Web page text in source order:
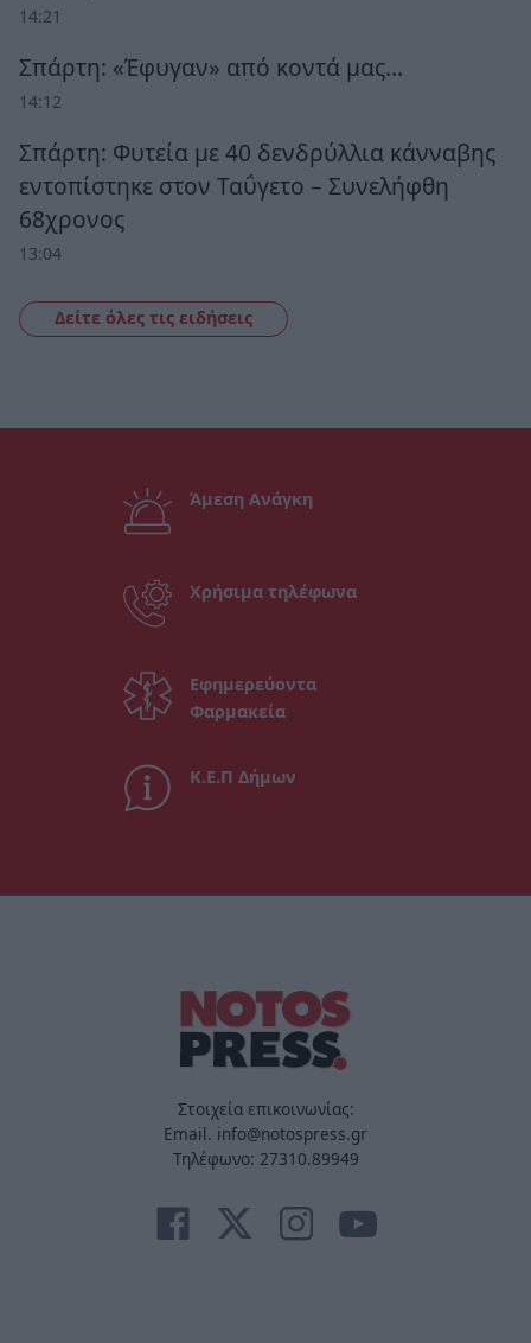
14:21
Σπάρτη: «Έφυγαν» από κοντά μας…
14:12
Σπάρτη: Φυτεία με 40 δενδρύλλια κάνναβης
εντοπίστηκε στον Ταΰγετο – Συνελήφθη
68χρονος
13:04
Δείτε όλες τις ειδήσεις
Άμεση Ανάγκη
Χρήσιμα τηλέφωνα
Εφημερεύοντα
Φαρμακεία
Κ.Ε.Π Δήμων
Στοιχεία επικοινωνίας:
Email. info@notospress.gr
Τηλέφωνο: 27310.89949